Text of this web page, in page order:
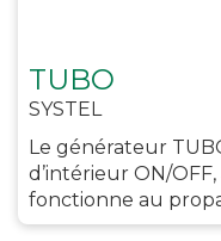
TUBO
SYSTEL
Le générateur
d’intérieur ON/
fonctionne au